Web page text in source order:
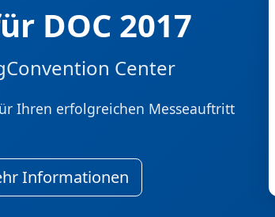
DOC 2017
Center
Ihren erfolgreichen Messeauftritt
Informationen